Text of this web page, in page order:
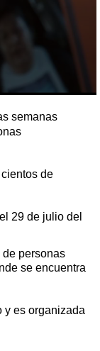
semanas
de
29 de julio del
personas
se encuentra
y es organizada